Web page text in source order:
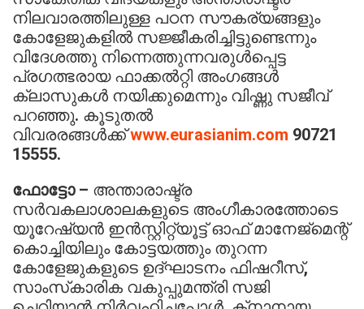
നിലവാരത്തിലുള്ള പഠന സൗകര്യങ്ങളും
കോളേജുകളില്‍ സജ്ജീകരിച്ചിട്ടുണ്ടെന്നും
വിദേശത്തു നിന്നെത്തുന്നവരുള്‍പ്പെട്ട
പ്രഗത്ഭരായ ഫാക്കല്‍റ്റി അംഗങ്ങള്‍
ക്ലാസുകള്‍ നയിക്കുമെന്നും വിഷ്ണു സജീവ്
പറഞ്ഞു. കൂടുതല്‍
വിവരരങ്ങള്‍ക്ക്www.eurasianim.com 90721
15555.
ഫോട്ടോ – അന്താരാഷ്ട്ര
സര്‍വകലാശാലകളുടെ അംഗീകാരത്തോടെ
യൂറേഷ്യന്‍ ഇന്‍സ്റ്റിറ്റ്യൂട്ട് ഓഫ് മാനേജ്‌മെന്റ്
കൊച്ചിയിലും കോട്ടയത്തും തുറന്ന
കോളേജുകളുടെ ഉദ്ഘാടനം ഫിഷറീസ്,
സാംസ്‌കാരിക വകുപ്പുമന്ത്രി സജി